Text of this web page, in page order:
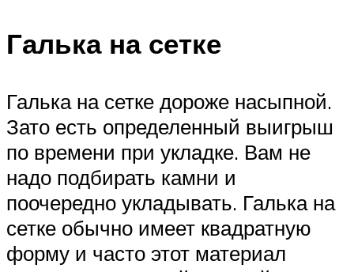
Галька на сетке
Галька на сетке дороже насыпной.
Зато есть определенный выигрыш
по времени при укладке. Вам не
надо подбирать камни и
поочередно укладывать. Галька на
сетке обычно имеет квадратную
форму и часто этот материал